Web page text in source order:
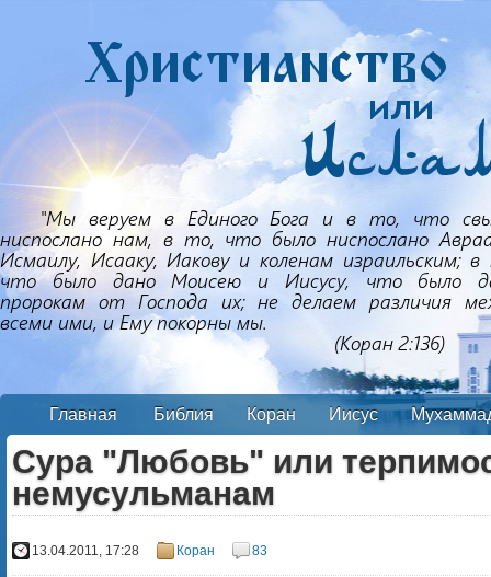
Главная Библия Коран Иисус
Сура "Любовь" или
немусульманам
13.04.2011, 17:28 Коран 83